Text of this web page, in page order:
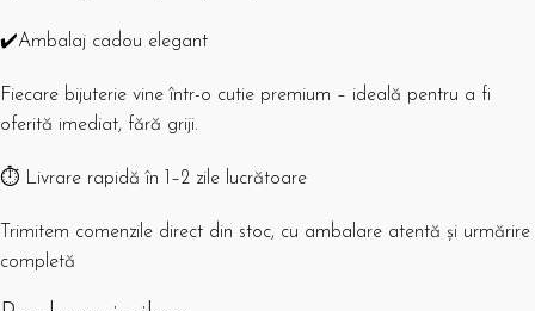
✔️Ambalaj cadou elegant
Fiecare bijuterie vine într-o cutie premium – ideală pentru a fi
oferită imediat, fără griji.
⏱️ Livrare rapidă în 1–2 zile lucrătoare
Trimitem comenzile direct din stoc, cu ambalare atentă și urmărire
completă